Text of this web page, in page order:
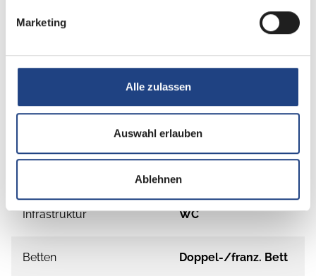
Marketing
Alle zulassen
Auswahl erlauben
Ablehnen
Doppel-/franz. Bett
3
Anzahl der Sitze mit Gurt 3
Infrastruktur WC
Betten Doppel-/franz. Bett